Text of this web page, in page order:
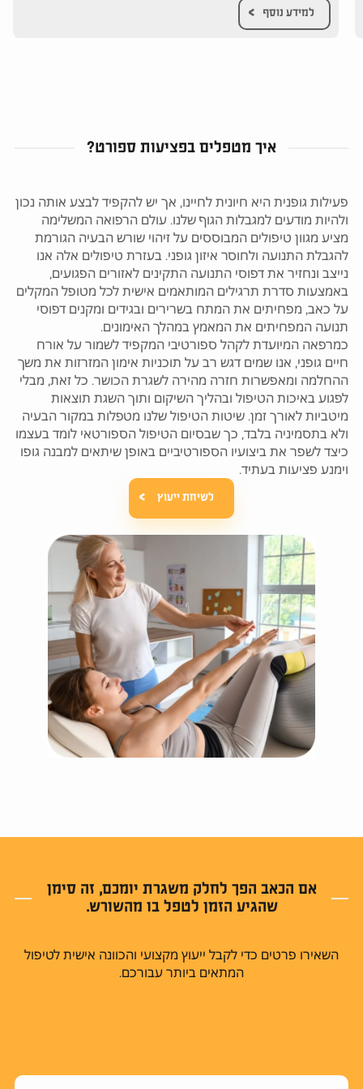
למידע נוסף
איך מטפלים בפציעות ספורט?
פעילות גופנית היא חיונית לחיינו, אך יש להקפיד לבצע אותה נכון
ולהיות מודעים למגבלות הגוף שלנו. עולם הרפואה המשלימה
מציע מגוון טיפולים המבוססים על זיהוי שורש הבעיה הגורמת
להגבלת התנועה ולחוסר איזון גופני. בעזרת טיפולים אלה אנו
נייצב ונחזיר את דפוסי התנועה התקינים לאזורים הפגועים,
באמצעות סדרת תרגילים המותאמים אישית לכל מטופל המקלים
על כאב, מפחיתים את המתח בשרירים ובגידים ומקנים דפוסי
תנועה המפחיתים את המאמץ במהלך האימונים.
כמרפאה המיועדת לקהל ספורטיבי המקפיד לשמור על אורח
חיים גופני, אנו שמים דגש רב על תוכניות אימון המזרזות את משך
ההחלמה ומאפשרות חזרה מהירה לשגרת הכושר. כל זאת, מבלי
לפגוע באיכות הטיפול ובהליך השיקום ותוך השגת תוצאות
מיטביות לאורך זמן. שיטות הטיפול שלנו מטפלות במקור הבעיה
ולא בתסמיניה בלבד, כך שבסיום הטיפול הספורטאי לומד בעצמו
כיצד לשפר את ביצועיו הספורטיביים באופן שיתאים למבנה גופו
וימנע פציעות בעתיד.
לשיחת ייעוץ
אם הכאב הפך לחלק משגרת יומכם, זה סימן
שהגיע הזמן לטפל בו מהשורש.
השאירו פרטים כדי לקבל ייעוץ מקצועי והכוונה אישית לטיפול
המתאים ביותר עבורכם.